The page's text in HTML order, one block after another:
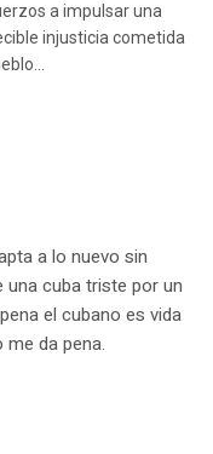
a impulsar una
injusticia cometida
a lo nuevo sin
cuba triste por un
el cubano es vida
da pena.